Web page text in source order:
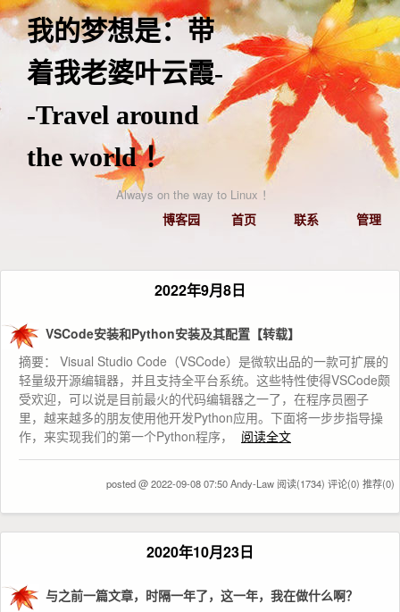
我的梦想是：带
着我老婆叶云霞-
-Travel around
the world ！
Always on the way to Linux ！
博客园 首页 联系 管理
2022年9月8日
VSCode安装和Python安装及其配置【转载】
摘要： Visual Studio Code（VSCode）是微软出品的一款可扩展的
轻量级开源编辑器，并且支持全平台系统。这些特性使得VSCode颇
受欢迎，可以说是目前最火的代码编辑器之一了，在程序员圈子
里，越来越多的朋友使用他开发Python应用。下面将一步步指导操
作，来实现我们的第一个Python程序，
阅读全文
posted @ 2022-09-08 07:50 Andy-Law 阅读(1734) 评论(0) 推荐(0)
2020年10月23日
与之前一篇文章，时隔一年了，这一年，我在做什么啊？